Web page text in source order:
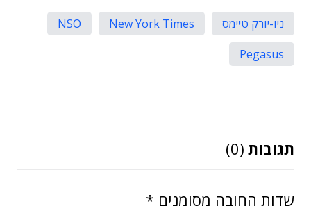
ניו-יורק טיימס New York Times
NSO
Pegasus
תגובות (0)
שדות החובה מסומנים *